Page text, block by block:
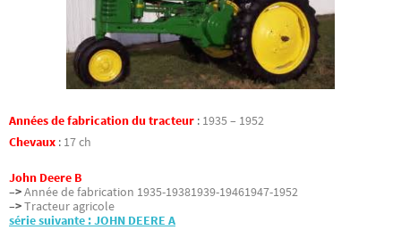
Années de fabrication du tracteur : 1935 – 1952
Chevaux : 17 ch
John Deere B
–>Année de fabrication 1935-19381939-19461947-1952
–>Tracteur agricole
série suivante : JOHN DEERE A